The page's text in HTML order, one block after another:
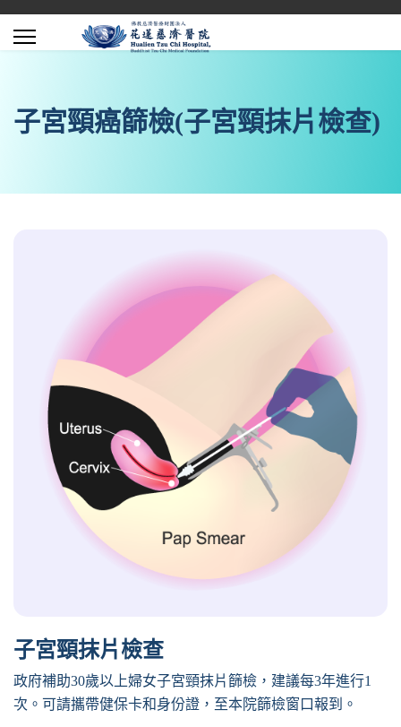
子宮頸癌篩檢(子宮頸抹片檢查)
子宮頸抹片檢查
政府補助30歲以上婦女子宮頸抹片篩檢，建議每3年進行1
次。可請攜帶健保卡和身份證，至本院篩檢窗口報到。